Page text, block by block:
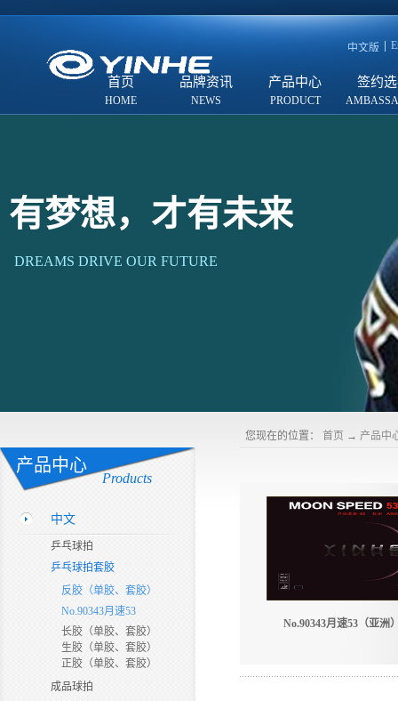
中文版
首页 品牌资讯 产品中心 签约
有梦想，才有未来
DREAMS DRIVE OUR FUTURE
产品中心
Products
中文
乒乓球拍
乒乓球拍套胶
反胶（单胶、套胶）
No.90343月速53
长胶（单胶、套胶）
生胶（单胶、套胶）
正胶（单胶、套胶）
成品球拍
您现在的位置： 首页 → 产品中
No.90343月速53（亚洲